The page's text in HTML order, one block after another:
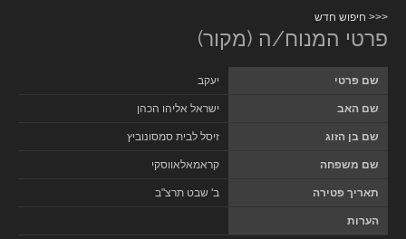
<<< חיפוש חדש
פרטי המנוח/ה (מקור)
שם פרטי יעקב
שם האב ישראל אליהו הכהן
שם בן הזוג זיסל לבית סמסונוביץ
שם משפחה קראמאלאווסקי
תאריך פטירה ב' שבט תרצ"ב
הערות